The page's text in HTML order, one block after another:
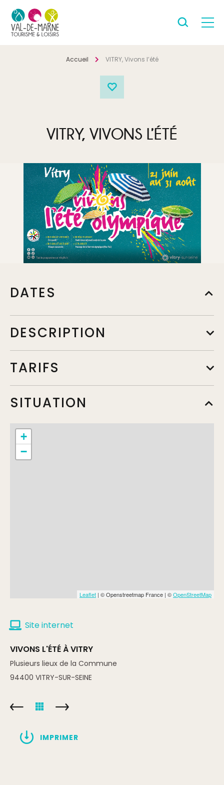
Accueil VITRY, Vivons l’été
VITRY, VIVONS L’ÉTÉ
DATES
DESCRIPTION
TARIFS
SITUATION
+
−
Leaflet | © Openstreetmap France | ©OpenStreetMap
Site internet
VIVONS L'ÉTÉ À VITRY
Plusieurs lieux de la Commune
94400 VITRY-SUR-SEINE
IMPRIMER